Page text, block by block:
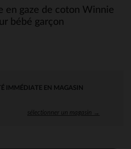
en gaze de coton Winnie
bébé garçon
IMMÉDIATE EN MAGASIN
sélectionner un magasin →